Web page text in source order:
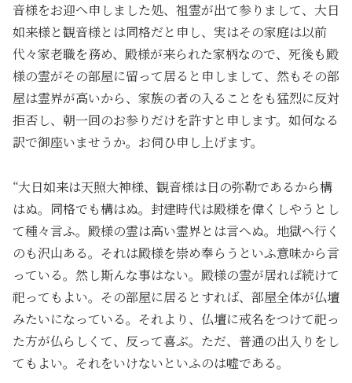
音様をお迎へ申しました処、祖霊が出て参りまして、大日
如来様と観音様とは同格だと申し、実はその家庭は以前
代々家老職を務め、殿様が来られた家柄なので、死後も殿
様の霊がその部屋に留って居ると申しまして、然もその部
屋は霊界が高いから、家族の者の入ることをも猛烈に反対
拒否し、朝一回のお参りだけを許すと申します。如何なる
訳で御座いませうか。お伺ひ申し上げます。
“大日如来は天照大神様、観音様は日の弥勒であるから構
はぬ。同格でも構はぬ。封建時代は殿様を偉くしやうとし
て種々言ふ。殿様の霊は高い霊界とは言へぬ。地獄へ行く
のも沢山ある。それは殿様を崇め奉らうといふ意味から言
っている。然し斯んな事はない。殿様の霊が居れば続けて
祀ってもよい。その部屋に居るとすれば、部屋全体が仏壇
みたいになっている。それより、仏壇に戒名をつけて祀っ
た方が仏らしくて、反って喜ぶ。ただ、普通の出入りをし
てもよい。それをいけないといふのは嘘である。